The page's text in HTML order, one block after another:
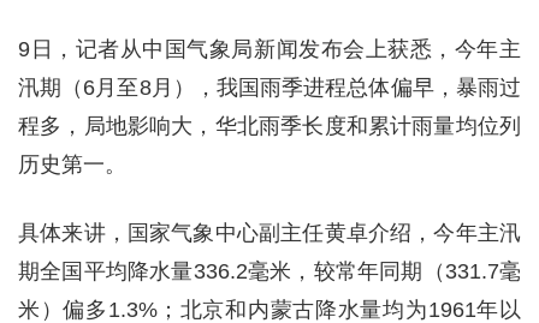
9日，记者从中国气象局新闻发布会上获悉，今年主
汛期（6月至8月），我国雨季进程总体偏早，暴雨过
程多，局地影响大，华北雨季长度和累计雨量均位列
历史第一。
具体来讲，国家气象中心副主任黄卓介绍，今年主汛
期全国平均降水量336.2毫米，较常年同期（331.7毫
米）偏多1.3%；北京和内蒙古降水量均为1961年以